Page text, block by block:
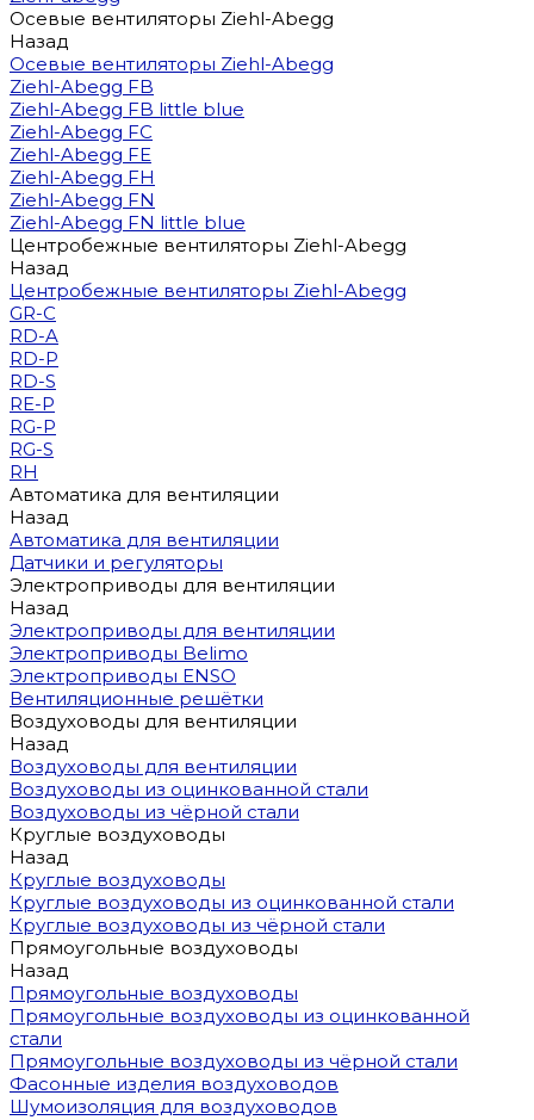
Осевые вентиляторы Ziehl-Abegg
Назад
Осевые вентиляторы Ziehl-Abegg
Ziehl-Abegg FB
Ziehl-Abegg FB little blue
Ziehl-Abegg FC
Ziehl-Abegg FE
Ziehl-Abegg FH
Ziehl-Abegg FN
Ziehl-Abegg FN little blue
Центробежные вентиляторы Ziehl-Abegg
Назад
Центробежные вентиляторы Ziehl-Abegg
GR-C
RD-A
RD-P
RD-S
RE-P
RG-P
RG-S
RH
Автоматика для вентиляции
Назад
Автоматика для вентиляции
Датчики и регуляторы
Электроприводы для вентиляции
Назад
Электроприводы для вентиляции
Электроприводы Belimo
Электроприводы ENSO
Вентиляционные решётки
Воздуховоды для вентиляции
Назад
Воздуховоды для вентиляции
Воздуховоды из оцинкованной стали
Воздуховоды из чёрной стали
Круглые воздуховоды
Назад
Круглые воздуховоды
Круглые воздуховоды из оцинкованной стали
Круглые воздуховоды из чёрной стали
Прямоугольные воздуховоды
Назад
Прямоугольные воздуховоды
Прямоугольные воздуховоды из оцинкованной
стали
Прямоугольные воздуховоды из чёрной стали
Фасонные изделия воздуховодов
Шумоизоляция для воздуховодов